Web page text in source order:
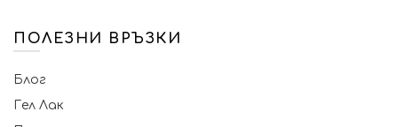
ПОЛЕЗНИ ВРЪЗКИ
Блог
Гел Лак